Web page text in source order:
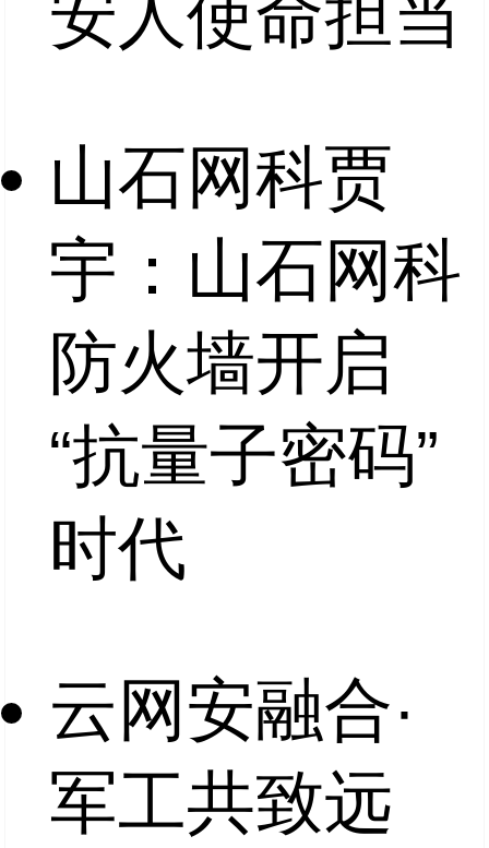
安人使命担当
山石网科贾
宇：山石网科
防火墙开启
“抗量子密码”
时代
云网安融合·
军工共致远